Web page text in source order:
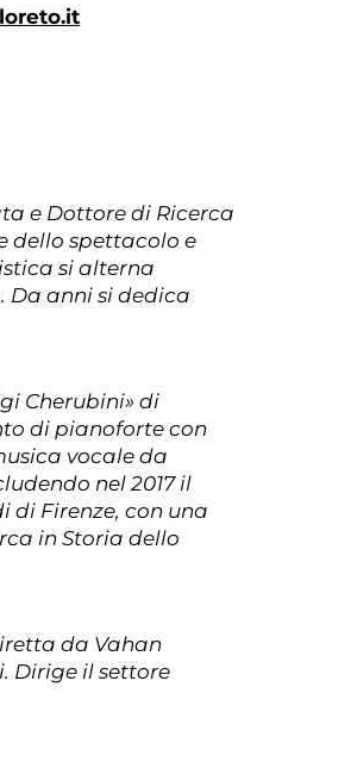
e Dottore di Ricerca
dello spettacolo e
si alterna
anni si dedica
Cherubini» di
di pianoforte con
vocale da
nel 2017 il
Firenze, con una
in Storia dello
da Vahan
Dirige il settore